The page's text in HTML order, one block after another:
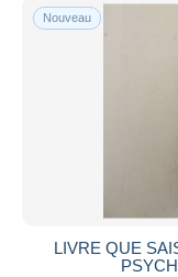
Nouveau
LIVRE QUE